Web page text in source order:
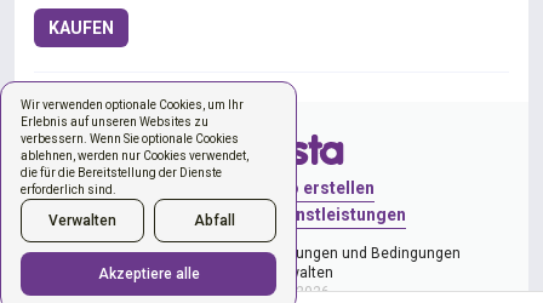
Wir verwenden optionale Cookies, um Ihr
Erlebnis auf unseren Websites zu
verbessern. Wenn Sie optionale Cookies
ablehnen, werden nur Cookies verwendet,
die für die Bereitstellung der Dienste
erforderlich sind.
Verwalten Abfall
Akzeptiere alle
KAUFEN
Konto erstellen
Neue Bestellung
Dienstleistungen
DatenschutzerklärungBestimmungen und Bedingungen
Cookies verwalten
Copyright © 2026